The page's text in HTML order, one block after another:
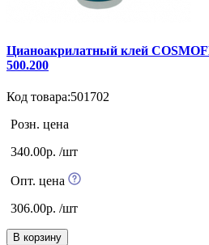
Цианоакрилатный клей
500.200
Код товара:501702
Розн. цена
340.00р. /шт
Опт. цена
306.00р. /шт
В корзину